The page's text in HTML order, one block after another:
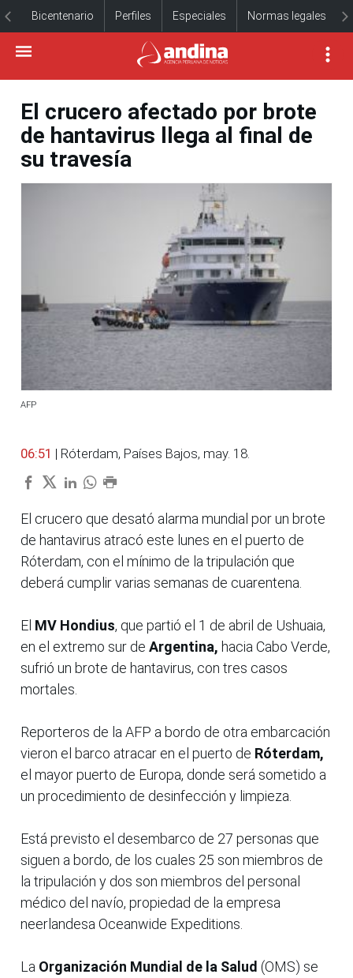
Bicentenario Perfiles Especiales Normas legales
El crucero afectado por brote
de hantavirus llega al final de
su travesía
AFP
06:51 | Róterdam, Países Bajos, may. 18.
El crucero que desató alarma mundial por un brote
de hantavirus atracó este lunes en el puerto de
Róterdam, con el mínimo de la tripulación que
deberá cumplir varias semanas de cuarentena.
El MV Hondius, que partió el 1 de abril de Ushuaia,
en el extremo sur de Argentina, hacia Cabo Verde,
sufrió un brote de hantavirus, con tres casos
mortales.
Reporteros de la AFP a bordo de otra embarcación
vieron el barco atracar en el puerto de Róterdam,
el mayor puerto de Europa, donde será sometido a
un procedimiento de desinfección y limpieza.
Está previsto el desembarco de 27 personas que
siguen a bordo, de los cuales 25 son miembros de
la tripulación y dos son miembros del personal
médico del navío, propiedad de la empresa
neerlandesa Oceanwide Expeditions.
La Organización Mundial de la Salud (OMS) se